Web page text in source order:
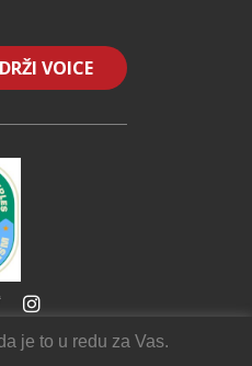
VOICE
je to u redu za Vas.